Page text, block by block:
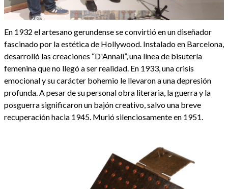
En 1932 el artesano gerundense se convirtió en un diseñador
fascinado por la estética de Hollywood. Instalado en Barcelona,
desarrolló las creaciones “D'Annali”, una línea de bisutería
femenina que no llegó a ser realidad. En 1933, una crisis
emocional y su carácter bohemio le llevaron a una depresión
profunda. A pesar de su personal obra literaria, la guerra y la
posguerra significaron un bajón creativo, salvo una breve
recuperación hacia 1945. Murió silenciosamente en 1951.